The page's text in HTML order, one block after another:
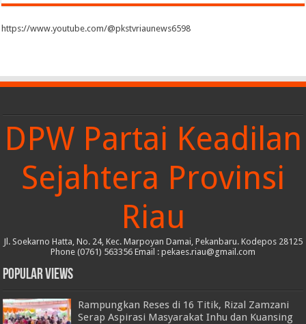
https://www.youtube.com/@pkstvriaunews6598
DPW Partai Keadilan
Sejahtera Provinsi
Riau
Jl. Soekarno Hatta, No. 24, Kec. Marpoyan Damai, Pekanbaru. Kodepos 28125
Phone (0761) 563356 Email : pekaes.riau@gmail.com
Popular Views
Rampungkan Reses di 16 Titik, Rizal Zamzani
Serap Aspirasi Masyarakat Inhu dan Kuansing